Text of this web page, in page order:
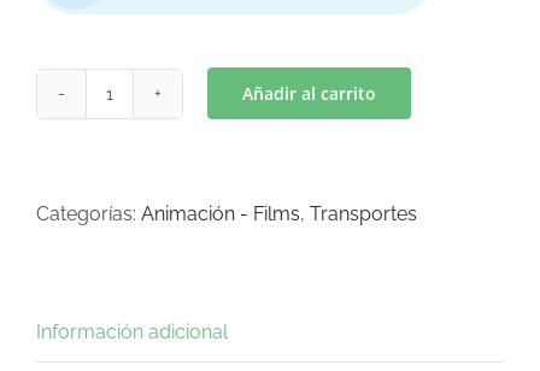
LUIGI
cantidad
Añadir al carrito
Categorías: Animación - Films, Transportes
Información adicional